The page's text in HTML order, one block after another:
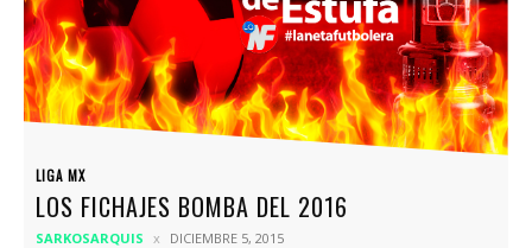
LIGA MX
LOS FICHAJES BOMBA DEL 2016
SARKOSARQUIS DICIEMBRE 5, 2015